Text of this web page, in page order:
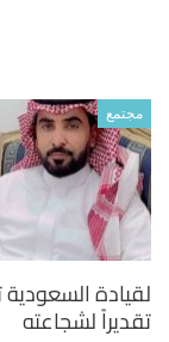
مجتمع
لقيادة
تقديراً لشجاعته